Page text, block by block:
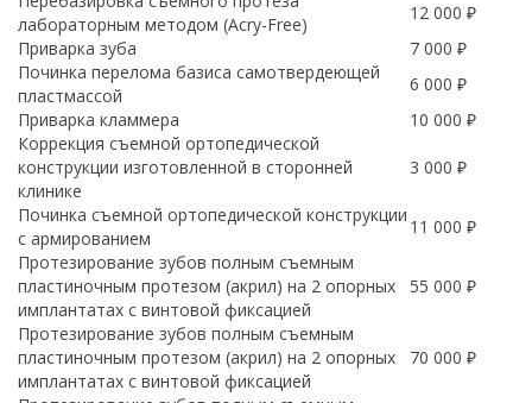
лабораторным методом (Acry-Free)
12 000 ₽
Приварка зуба
7 000 ₽
Починка перелома базиса самотвердеющей
пластмассой
6 000 ₽
Приварка кламмера
10 000 ₽
Коррекция съемной ортопедической
конструкции изготовленной в сторонней
клинике
3 000 ₽
Починка съемной ортопедической конструкции
с армированием
11 000 ₽
Протезирование зубов полным съемным
пластиночным протезом (акрил) на 2 опорных
имплантатах с винтовой фиксацией
55 000 ₽
Протезирование зубов полным съемным
пластиночным протезом (акрил) на 2 опорных
имплантатах с винтовой фиксацией
70 000 ₽